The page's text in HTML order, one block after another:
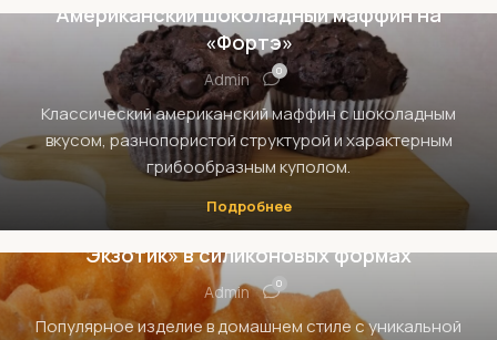
Американский шоколадный маффин на
«Фортэ»
Admin 0
Классический американский маффин с шоколадным
вкусом, разнопористой структурой и характерным
грибообразным куполом.
Подробнее
Абрикосовый кекс-маффин на «Бэллабрио
Экзотик» в силиконовых формах
Admin 0
Популярное изделие в домашнем стиле с уникальной